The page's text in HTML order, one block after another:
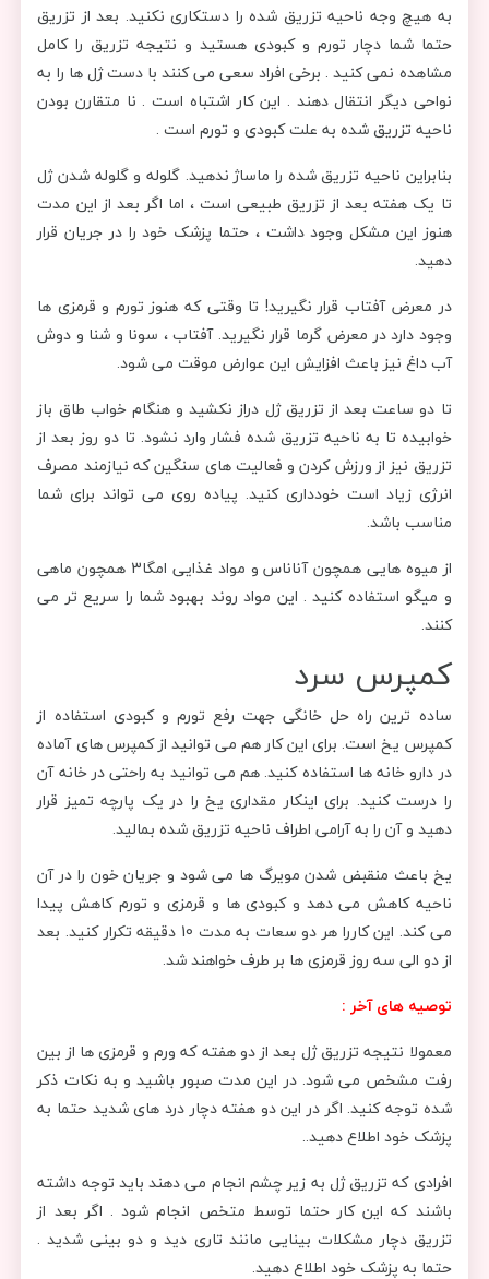
به هیچ وجه ناحیه تزریق شده را دستکاری نکنید. بعد از تزریق
حتما شما دچار تورم و کبودی هستید و نتیجه تزریق را کامل
مشاهده نمی کنید . برخی افراد سعی می کنند با دست ژل ها را به
نواحی دیگر انتقال دهند . این کار اشتباه است . نا متقارن بودن
ناحیه تزریق شده به علت کبودی و تورم است .
بنابراین ناحیه تزریق شده را ماساژ ندهید. گلوله و گلوله شدن ژل
تا یک هفته بعد از تزریق طبیعی است ، اما اگر بعد از این مدت
هنوز این مشکل وجود داشت ، حتما پزشک خود را در جریان قرار
دهید.
در معرض آفتاب قرار نگیرید! تا وقتی که هنوز تورم و قرمزی ها
وجود دارد در معرض گرما قرار نگیرید. آفتاب ، سونا و شنا و دوش
آب داغ نیز باعث افزایش این عوارض موقت می شود.
تا دو ساعت بعد از تزریق ژل دراز نکشید و هنگام خواب طاق باز
خوابیده تا به ناحیه تزریق شده فشار وارد نشود. تا دو روز بعد از
تزریق نیز از ورزش کردن و فعالیت های سنگین که نیازمند مصرف
انرژی زیاد است خودداری کنید. پیاده روی می تواند برای شما
مناسب باشد.
از میوه هایی همچون آناناس و مواد غذایی امگا3 همچون ماهی
و میگو استفاده کنید . این مواد روند بهبود شما را سریع تر می
کنند.
کمپرس سرد
ساده ترین راه حل خانگی جهت رفع تورم و کبودی استفاده از
کمپرس یخ است. برای این کار هم می توانید از کمپرس های آماده
در دارو خانه ها استفاده کنید. هم می توانید به راحتی در خانه آن
را درست کنید. برای اینکار مقداری یخ را در یک پارچه تمیز قرار
دهید و آن را به آرامی اطراف ناحیه تزریق شده بمالید.
یخ باعث منقبض شدن مویرگ ها می شود و جریان خون را در آن
ناحیه کاهش می دهد و کبودی ها و قرمزی و تورم کاهش پیدا
می کند. این کاررا هر دو سعات به مدت 10 دقیقه تکرار کنید. بعد
از دو الی سه روز قرمزی ها بر طرف خواهند شد.
توصیه های آخر :
معمولا نتیجه تزریق ژل بعد از دو هفته که ورم و قرمزی ها از بین
رفت مشخص می شود. در این مدت صبور باشید و به نکات ذکر
شده توجه کنید. اگر در این دو هفته دچار درد های شدید حتما به
پزشک خود اطلاع دهید..
افرادی که تزریق ژل به زیر چشم انجام می دهند باید توجه داشته
باشند که این کار حتما توسط متخص انجام شود . اگر بعد از
تزریق دچار مشکلات بینایی مانند تاری دید و دو بینی شدید .
حتما به پزشک خود اطلاع دهید.